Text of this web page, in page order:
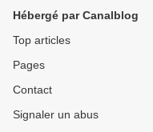
Hébergé par Canalblog
Top articles
Pages
Contact
Signaler un abus